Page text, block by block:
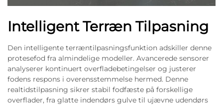
Intelligent Terræn Tilpasning
Den intelligente terræntilpasningsfunktion adskiller denne
protesefod fra almindelige modeller. Avancerede sensorer
analyserer kontinuert overfladebetingelser og justerer
fodens respons i overensstemmelse hermed. Denne
realtidstilpasning sikrer stabil fodfæste på forskellige
overflader, fra glatte indendørs gulve til ujævne udendørs